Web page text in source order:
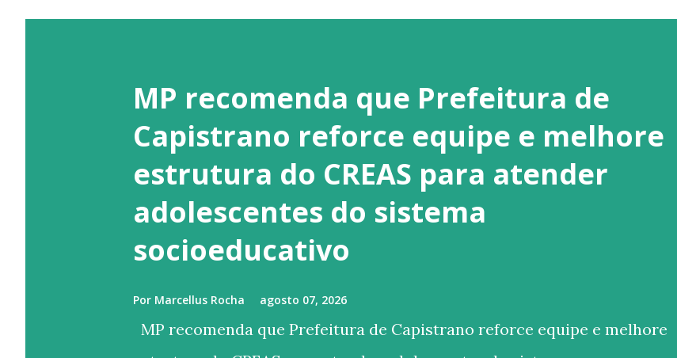
MP recomenda que Prefeitura de
Capistrano reforce equipe e melhore
estrutura do CREAS para atender
adolescentes do sistema
socioeducativo
Por Marcellus Rocha agosto 07, 2026
MP recomenda que Prefeitura de Capistrano reforce equipe e melhore